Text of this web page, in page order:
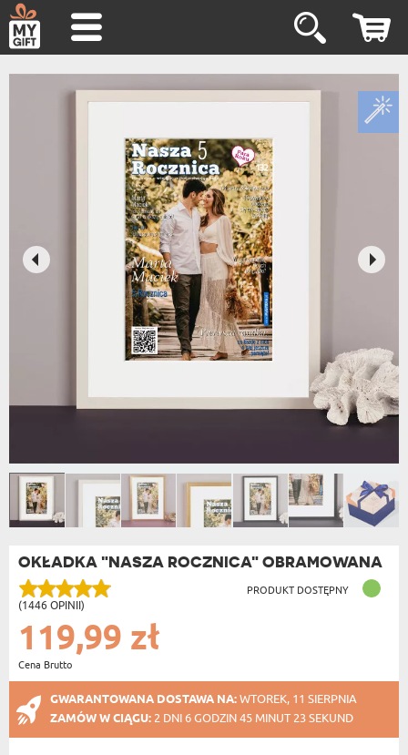
OKŁADKA "NASZA ROCZNICA" OBRAMOWANA
(1446 OPINII)
PRODUKT DOSTĘPNY
119,99 zł
Cena Brutto
GWARANTOWANA DOSTAWA NA:WTOREK, 11 SIERPNIA
ZAMÓW W CIĄGU: 2 DNI 6 GODZIN 45 MINUT 22 SEKUND